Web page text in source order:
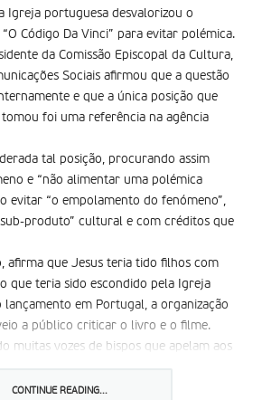
Igreja portuguesa desvalorizou o
Código Da Vinci” para evitar polémica.
da Comissão Episcopal da Cultura,
Sociais afirmou que a questão
e que a única posição que
foi uma referência na agência
tal posição, procurando assim
e “não alimentar uma polémica
evitar “o empolamento do fenómeno”,
produto” cultural e com créditos que
afirma que Jesus teria tido filhos com
que teria sido escondido pela Igreja
lançamento em Portugal, a organização
a público criticar o livro e o filme.
muitas vozes de bispos que apelam aos
a que seja visto para que possa ser
CONTINUE READING...